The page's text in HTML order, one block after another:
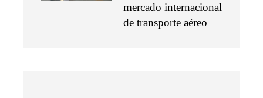
mercado internacional
de transporte aéreo